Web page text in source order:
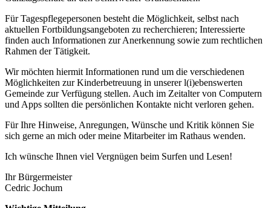
Für Tagespflegepersonen besteht die Möglichkeit, selbst nach
aktuellen Fortbildungsangeboten zu recherchieren; Interessierte
finden auch Informationen zur Anerkennung sowie zum rechtlichen
Rahmen der Tätigkeit.
Wir möchten hiermit Informationen rund um die verschiedenen
Möglichkeiten zur Kinderbetreuung in unserer l(i)ebenswerten
Gemeinde zur Verfügung stellen. Auch im Zeitalter von Computern
und Apps sollten die persönlichen Kontakte nicht verloren gehen.
Für Ihre Hinweise, Anregungen, Wünsche und Kritik können Sie
sich gerne an mich oder meine Mitarbeiter im Rathaus wenden.
Ich wünsche Ihnen viel Vergnügen beim Surfen und Lesen!
Ihr Bürgermeister
Cedric Jochum